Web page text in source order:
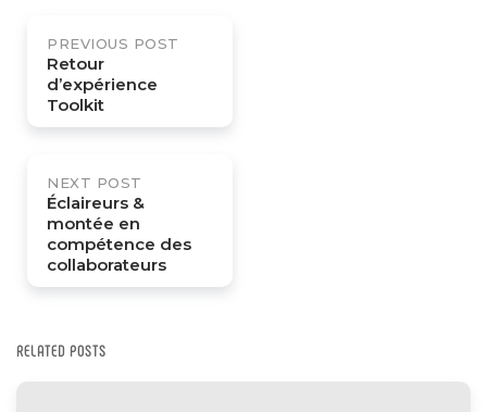
navigation
PREVIOUS POST
Retour
d’expérience
Toolkit
NEXT POST
Éclaireurs &
montée en
compétence des
collaborateurs
RELATED POSTS